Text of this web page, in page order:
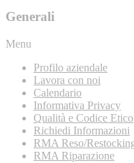
Generali
Menu
Profilo aziendale
Lavora con noi
Calendario
Informativa Privacy
Qualità e Codice Etico
Richiedi Informazioni
RMA Reso/
RMA Riparazione